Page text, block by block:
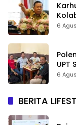
6
UPT
6
BERITA